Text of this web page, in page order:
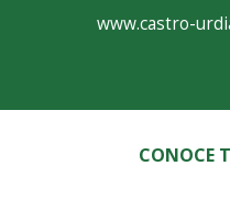
www.castro-
CONOCE